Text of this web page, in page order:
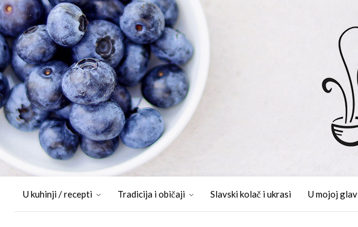
U kuhinji / recepti Tradicija i običaji Slavski kolač i ukrasi U mojoj